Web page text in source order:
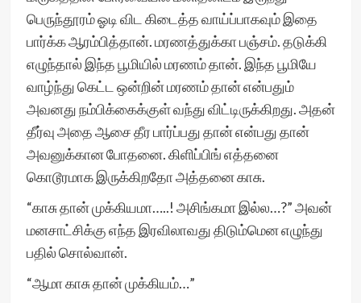
பெருந்தூரம் ஓடி விட கிடைத்த வாய்ப்பாகவும் இதை
பார்க்க ஆரம்பித்தான். மரணத்துக்கா பஞ்சம். தடுக்கி
எழுந்தால் இந்த பூமியில் மரணம் தான். இந்த பூமியே
வாழ்ந்து கெட்ட ஒன்றின் மரணம் தான் என்பதும்
அவனது நம்பிக்கைக்குள் வந்து விட்டிருக்கிறது. அதன்
தீர்வு அதை ஆசை தீர பார்ப்பது தான் என்பது தான்
அவனுக்கான போதனை. கிளிப்பிங் எத்தனை
கொடூரமாக இருக்கிறதோ அத்தனை காசு.
“காசு தான் முக்கியமா…..! அசிங்கமா இல்ல…?” அவன்
மனசாட்சிக்கு எந்த இரவிலாவது திடும்மென எழுந்து
பதில் சொல்வான்.
“ஆமா காசு தான் முக்கியம்…”